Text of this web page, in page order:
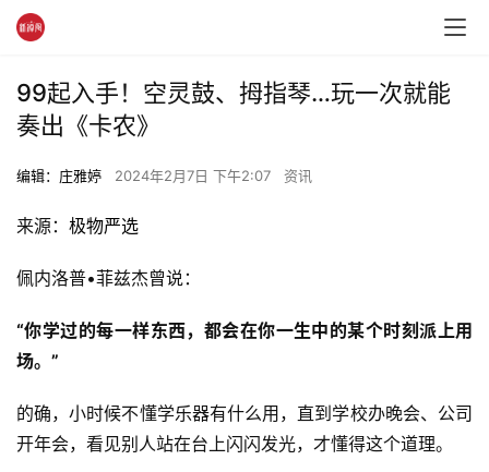
99起入手！空灵鼓、拇指琴…玩一次就能
奏出《卡农》
编辑：庄雅婷 2024年2月7日 下午2:07 资讯
来源： 极物严选
佩内洛普•菲兹杰曾说：
“你学过的每一样东西，都会在你一生中的某个时刻派上用
场。”
的确，小时候不懂学乐器有什么用，直到学校办晚会、公司
开年会，看见别人站在台上闪闪发光，才懂得这个道理。